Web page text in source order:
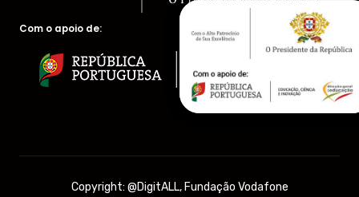
Com o apoio de:
Copyright: @DigitALL, Fundação Vodafone